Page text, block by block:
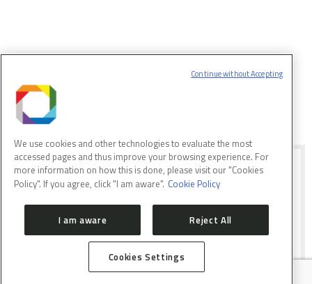
MAIS CIÊNCIA
MONITORANDO A SEGURANÇA
ALIMENTAR DE PEIXES MARINHOS
Pesquisa investiga a concentração de
elementos químicos em espécies
comerciais
We use cookies and other technologies to evaluate the most
accessed pages and thus improve your browsing experience. For
more information on how this is done, please visit our "Cookies
Policy". If you agree, click "I am aware". Cookie Policy
I am aware Reject All
Cookies Settings
Continue without Accepting